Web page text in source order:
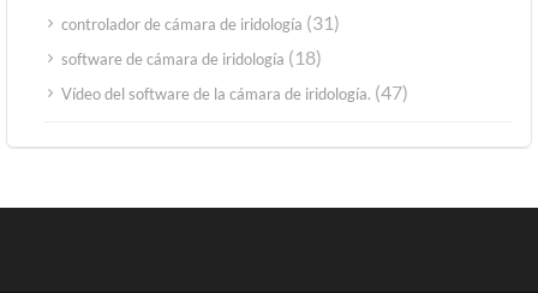
controlador de cámara de iridología (31)
software de cámara de iridología (18)
Vídeo del software de la cámara de iridología. (47)